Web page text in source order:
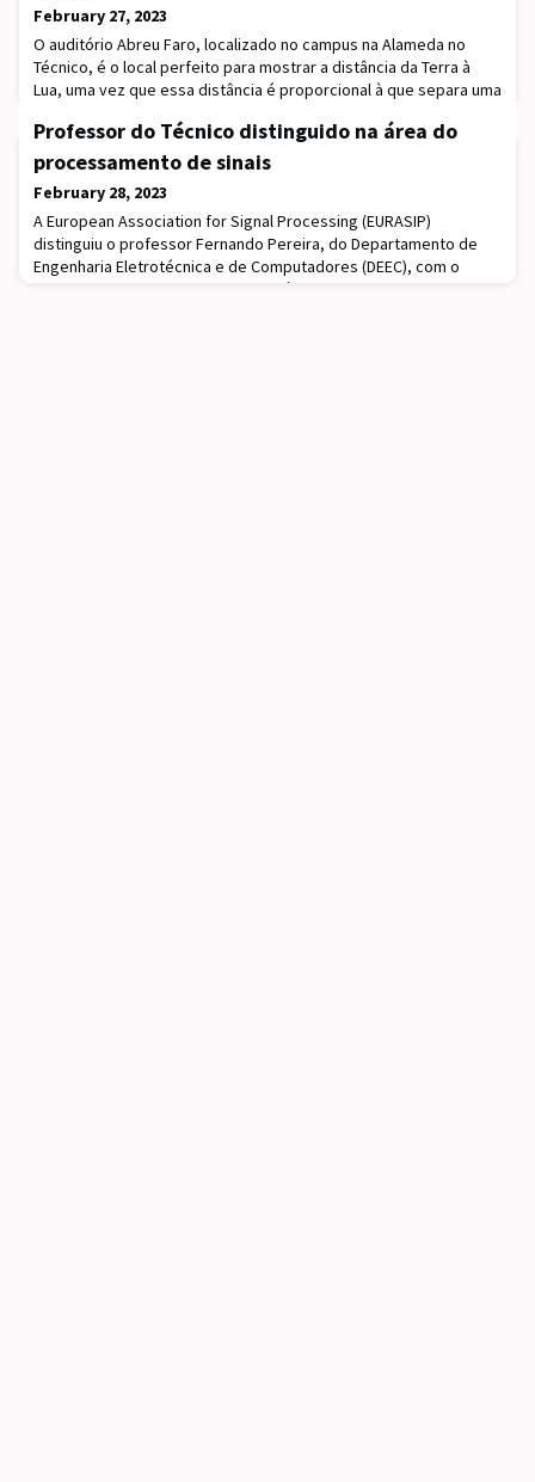
February 27, 2023
O auditório Abreu Faro, localizado no campus na Alameda no
Técnico, é o local perfeito para mostrar a distância da Terra à
Lua, uma vez que essa distância é proporcional à que separa uma
convidado, Dr. Gernot Grömer, diretor do Austrian Space Forum
(OeWF) e professor e investigador no ramo da exploração e
astrobiologia de Marte, parti
Professor do Técnico distinguido na área do
processamento de sinais
February 28, 2023
A European Association for Signal Processing (EURASIP)
distinguiu o professor Fernando Pereira, do Departamento de
Engenharia Eletrotécnica e de Computadores (DEEC), com o
“Meritorious Service Award”. Atribuído anualmente a um dos seus